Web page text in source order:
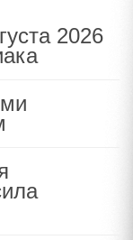
2026